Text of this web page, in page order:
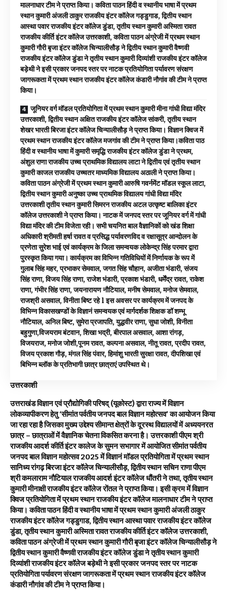
मालनाधार टीम ने प्राप्त किया। कविता पाठन हिंदी व स्थानीय भाषा में प्रथम
स्थान कुमारी अंजली ठाकुर राजकीय इंटर कॉलेज गड्डुगाड, द्वितीय स्थान
आस्था पवार राजकीय इंटर कॉलेज डुंडा, तृतीय स्थान कुमारी अस्मिता रावत
राजकीय कीर्ति इंटर कॉलेज उत्तरकाशी, कविता पाठन अंग्रेजी में प्रथम स्थान
कुमारी गौरी बृजा इंटर कॉलेज चिन्यालीसौड़ ने द्वितीय स्थान कुमारी वैष्णवी
राजकीय इंटर कॉलेज डुंडा ने तृतीय स्थान कुमारी दिव्यांशी राजकीय इंटर कॉलेज
बड़ेथी ने इसी प्रकार जनपद स्तर पर नाटक प्रतियोगिता पर्यावरण संरक्षण
जागरूकता में प्रथम स्थान राजकीय इंटर कॉलेज कंडारी नौगांव की टीम ने प्राप्त
किया।
जूनियर वर्ग मॉडल प्रतियोगिता में प्रथम स्थान कुमारी मीना गांधी विद्या मंदिर
उत्तरकाशी, द्वितीय स्थान अक्षित राजकीय इंटर कॉलेज सांकरी, तृतीय स्थान
शेखर भारती बिरजा इंटर कॉलेज चिन्यालीसौड़ ने प्राप्त किया। विज्ञान क्विज में
प्रथम स्थान राजकीय इंटर कॉलेज मजगांव की टीम ने प्राप्त किया।कविता पाठ
हिंदी व स्थानीय भाषा में कुमारी समृद्धि राजकीय इंटर कॉलेज डुंडा ने प्रथम,
अंशुल राणा राजकीय उच्च प्राथमिक विद्यालय लाटा ने द्वितीय एवं तृतीय स्थान
कुमारी काजल राजकीय उच्चतर माध्यमिक विद्यालय अठाली ने प्राप्त किया।
कविता पाठन अंग्रेजी में प्रथम स्थान कुमारी आरुषि गवर्नमेंट मॉडल स्कूल लाटा,
द्वितीय स्थान कुमारी अनुष्का उच्च प्राथमिक विद्यालय गांधी विद्या मंदिर
उत्तरकाशी तृतीय स्थान कुमारी सिमरन राजकीय अटल उत्कृष्ट बालिका इंटर
कॉलेज उत्तरकाशी ने प्राप्त किया। नाटक में जनपद स्तर पर जूनियर वर्ग में गांधी
विद्या मंदिर की टीम विजेता रही। सभी चयनित बाल वैज्ञानिकों को खंड शिक्षा
अधिकारी श्रीमती हर्षा रावत व प्रसिद्ध पर्यावरणविद व रक्षासूत्र आन्दोलन के
प्रणेता सुरेश भाई एवं कार्यक्रम के जिला समन्वयक लोकेन्द्र सिंह परमार द्वारा
पुरस्कृत किया गया। कार्यक्रम का विभिन्न गतिविधियों में निर्णायक के रूप में
गुलाब सिंह महर, प्रभाकर सेमवाल, जगत सिंह चौहान, अजीता भंडारी, संजय
सिंह राणा, विजय सिंह राणा, राजेश भंडारी, प्रकाश भंडारी, धर्मेंद्र रावत, राकेश
राणा, गंभीर सिंह राणा, जयनारायण नौटियाल, मनीष सेमवाल, मनोज सेमवाल,
राजश्री असवाल, विनीता बिष्ट रहे l इस अवसर पर कार्यक्रम में जनपद के
विभिन्न विकासखण्डों के विज्ञानं समन्वयक एवं मार्गदर्शक शिक्षक डॉ शम्भू
नौटियाल, अनिल बिष्ट, सुमेरा प्रजापति, युद्धवीर राणा, सुधा जोशी, विनीता
बहुगुणा,विजयराम बंटवान, शिखा भद्री, बीरपाल असवाल, आशा रांगड़,
विजयराज, मनोज जोशी,पूनम रावत, कल्पना असवाल, नीतू रावत, प्रदीप रावत,
विजय प्रकाश गौड़, मंगल सिंह पंवार, हिमांशु भारती सुरक्षा रावत, दीपशिखा एवं
बिभिन्न ब्लॉक के प्रतिभागी छात्र छात्राएं उपस्थित थे।
उत्तरकाशी
उत्तराखंड विज्ञान एवं प्रौद्योगिकी परिषद् (यूकोस्ट) द्वारा राज्य में विज्ञान
लोकव्यापीकरण हेतु ‘सीमांत पर्वतीय जनपद बाल विज्ञान महोत्सव’ का आयोजन किया
जा रहा रहा है जिसका मुख्य उद्देश्य सीमान्त क्षेत्रों के दूरस्थ विद्यालयों में अध्ययनरत
छात्र – छात्राओं में वैज्ञानिक चेतना विकसित करना है। उत्तरकाशी पीएम श्री
राजकीय आदर्श कीर्ति इंटर कालेज के सुमन सभागार में आयोजित सीमांत पर्वतीय
जनपद बाल विज्ञान महोत्सव 2025 में विज्ञानं मॉडल प्रतियोगिता में प्रथम स्थान
सानिध्य रांगढ़ बिरजा इंटर कॉलेज चिन्यालीसौड़, द्वितीय स्थान सचिन राणा पीएम
श्री कमलाराम नौटियाल राजकीय आदर्श इंटर कॉलेज धौंतरी ने तथा, तृतीय स्थान
कुमारी मीनाक्षी राजकीय इंटर कॉलेज रोंतल ने प्राप्त किया। इसी क्रम में विज्ञान
क्विज प्रतियोगिता में प्रथम स्थान राजकीय इंटर कॉलेज मालनाधार टीम ने प्राप्त
किया। कविता पाठन हिंदी व स्थानीय भाषा में प्रथम स्थान कुमारी अंजली ठाकुर
राजकीय इंटर कॉलेज गड्डुगाड, द्वितीय स्थान आस्था पवार राजकीय इंटर कॉलेज
डुंडा, तृतीय स्थान कुमारी अस्मिता रावत राजकीय कीर्ति इंटर कॉलेज उत्तरकाशी,
कविता पाठन अंग्रेजी में प्रथम स्थान कुमारी गौरी बृजा इंटर कॉलेज चिन्यालीसौड़ ने
द्वितीय स्थान कुमारी वैष्णवी राजकीय इंटर कॉलेज डुंडा ने तृतीय स्थान कुमारी
दिव्यांशी राजकीय इंटर कॉलेज बड़ेथी ने इसी प्रकार जनपद स्तर पर नाटक
प्रतियोगिता पर्यावरण संरक्षण जागरूकता में प्रथम स्थान राजकीय इंटर कॉलेज
कंडारी नौगांव की टीम ने प्राप्त किया।